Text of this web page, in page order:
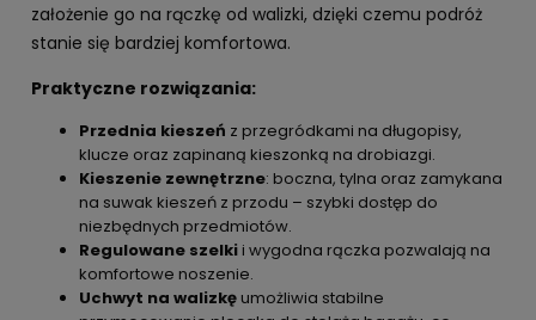
założenie go na rączkę od walizki, dzięki czemu podróż
stanie się bardziej komfortowa.
Praktyczne rozwiązania:
Przednia kieszeń z przegródkami na długopisy,
klucze oraz zapinaną kieszonką na drobiazgi.
Kieszenie zewnętrzne: boczna, tylna oraz zamykana
na suwak kieszeń z przodu – szybki dostęp do
niezbędnych przedmiotów.
Regulowane szelki i wygodna rączka pozwalają na
komfortowe noszenie.
Uchwyt na walizkę umożliwia stabilne